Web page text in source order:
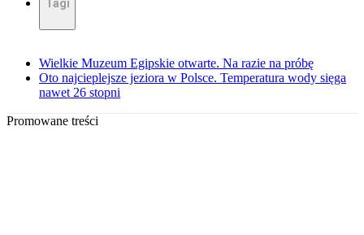
Tagi
Wielkie Muzeum Egipskie otwarte. Na razie na próbę
Oto najcieplejsze jeziora w Polsce. Temperatura wody sięga
nawet 26 stopni
Promowane treści